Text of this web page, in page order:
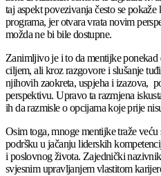
taj aspekt povezivanja često se
programa, jer otvara vrata novim
možda ne bi bile dostupne.
Zanimljivo je i to da mentijke
ciljem, ali kroz razgovore i slušanje
njihovih zaokreta, uspjeha i izazova,
perspektivu. Upravo ta razmjena
ih da razmisle o opcijama koje prije
Osim toga, mnoge mentijke traže
podršku u jačanju liderskih
i poslovnog života. Zajednički
svjesnim upravljanjem vlastitom